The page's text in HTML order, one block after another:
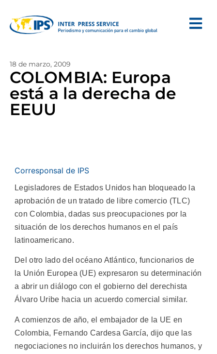
18 de marzo, 2009
COLOMBIA: Europa
está a la derecha de
EEUU
Corresponsal de IPS
Legisladores de Estados Unidos han bloqueado la
aprobación de un tratado de libre comercio (TLC)
con Colombia, dadas sus preocupaciones por la
situación de los derechos humanos en el país
latinoamericano.
Del otro lado del océano Atlántico, funcionarios de
la Unión Europea (UE) expresaron su determinación
a abrir un diálogo con el gobierno del derechista
Álvaro Uribe hacia un acuerdo comercial similar.
A comienzos de año, el embajador de la UE en
Colombia, Fernando Cardesa García, dijo que las
negociaciones no incluirán los derechos humanos, y